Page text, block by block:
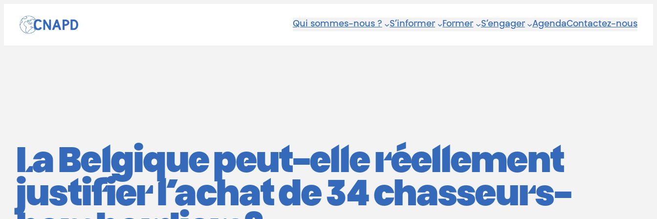
Qui sommes-nous ? S’informer Former S’engager AgendaContactez-nous
La Belgique peut-elle réellement
justifier l’achat de 34 chasseurs-